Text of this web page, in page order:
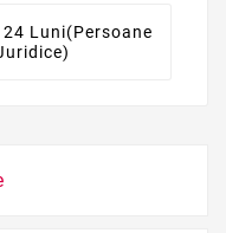
Luni(persoane